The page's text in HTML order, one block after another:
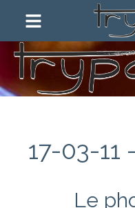
17-03-11
Le